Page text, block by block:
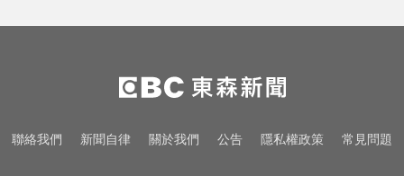
侵中部西南空域
今立秋拚轉運！命理師點名「6生
肖」：把握黃金7天
愛玩車／這輛迷你電動車超勇 拖曳
聯絡我們 新聞自律 關於我們 公告 隱私權政策 常見問題